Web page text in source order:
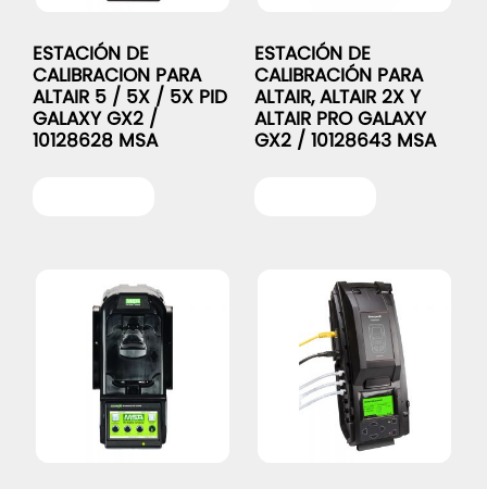
ESTACIÓN DE
CALIBRACION PARA
ALTAIR 5 / 5X / 5X PID
GALAXY GX2 /
10128628 MSA
ESTACIÓN DE
CALIBRACIÓN PARA
ALTAIR, ALTAIR 2X Y
ALTAIR PRO GALAXY
GX2 / 10128643 MSA